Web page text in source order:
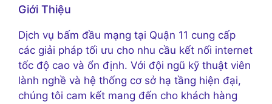
Giới Thiệu
Dịch vụ bấm đầu mạng tại Quận 11 cung cấp
các giải pháp tối ưu cho nhu cầu kết nối internet
tốc độ cao và ổn định. Với đội ngũ kỹ thuật viên
lành nghề và hệ thống cơ sở hạ tầng hiện đại,
chúng tôi cam kết mang đến cho khách hàng